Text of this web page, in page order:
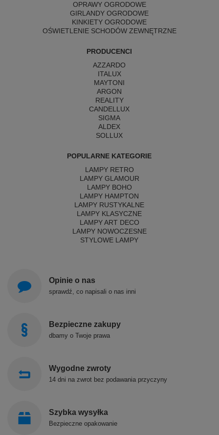
OPRAWY OGRODOWE
GIRLANDY OGRODOWE
KINKIETY OGRODOWE
OŚWIETLENIE SCHODÓW ZEWNĘTRZNE
PRODUCENCI
AZZARDO
ITALUX
MAYTONI
ARGON
REALITY
CANDELLUX
SIGMA
ALDEX
SOLLUX
POPULARNE KATEGORIE
LAMPY RETRO
LAMPY GLAMOUR
LAMPY BOHO
LAMPY HAMPTON
LAMPY RUSTYKALNE
LAMPY KLASYCZNE
LAMPY ART DECO
LAMPY NOWOCZESNE
STYLOWE LAMPY
Opinie o nas
sprawdź, co napisali o nas inni
Bezpieczne zakupy
dbamy o Twoje prawa
Wygodne zwroty
14 dni na zwrot bez podawania przyczyny
Szybka wysyłka
Bezpieczne opakowanie